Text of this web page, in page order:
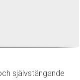
självstängande